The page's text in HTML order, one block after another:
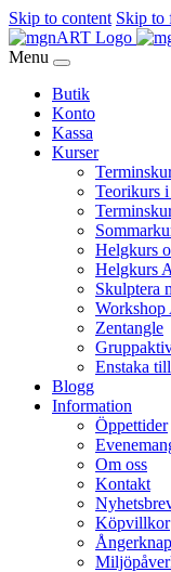
Skip to content Skip to
Menu
Butik
Konto
Kassa
Kurser
Teorikurs
Helgkurs
Helgkurs
Skulptera
Zentangle
Enstaka
Blogg
Information
Öppettider
Om oss
Kontakt
Köpvillkor